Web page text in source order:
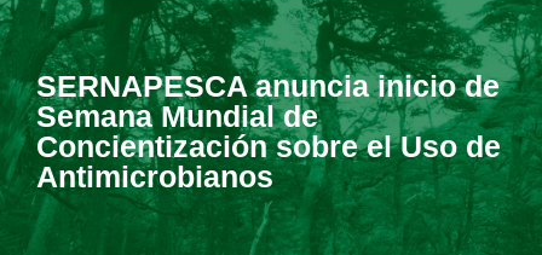
SERNAPESCA anuncia inicio de
Semana Mundial de
Concientización sobre el Uso de
Antimicrobianos